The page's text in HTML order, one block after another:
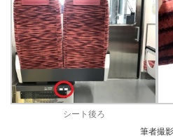
シート後ろ
筆者撮影